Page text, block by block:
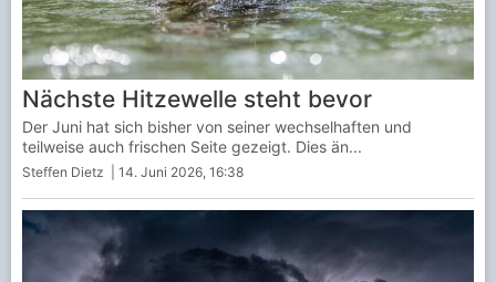
Nächste Hitzewelle steht bevor
Steffen Dietz | 14. Juni 2026, 16:38
Der Juni hat sich bisher von seiner wechselhaften und
teilweise auch frischen Seite gezeigt. Dies än...